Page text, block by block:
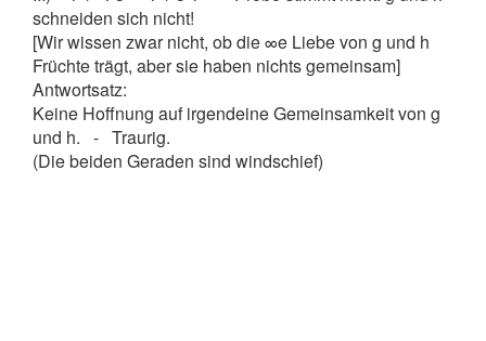
schneiden sich nicht!
[Wir wissen zwar nicht, ob die ∞e Liebe von g und h
Früchte trägt, aber sie haben nichts gemeinsam]
Antwortsatz:
Keine Hoffnung auf irgendeine Gemeinsamkeit von g
und h. - Traurig.
(Die beiden Geraden sind windschief)